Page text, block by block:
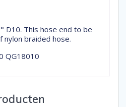
D10. This hose end to be
nylon braided hose.
QG18010